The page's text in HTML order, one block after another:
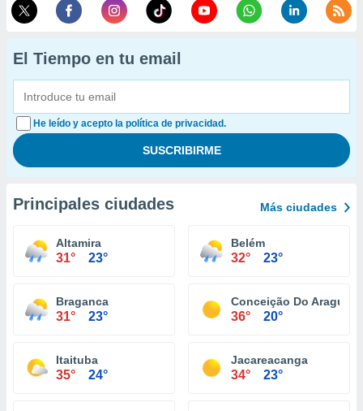
El Tiempo en tu email
He leído y acepto la política de privacidad.
Principales ciudades Más ciudades
Altamira
31° 23°
Belém
32° 23°
Braganca
31° 23°
Conceição Do Araguaia
36° 20°
Itaituba
35° 24°
Jacareacanga
34° 23°